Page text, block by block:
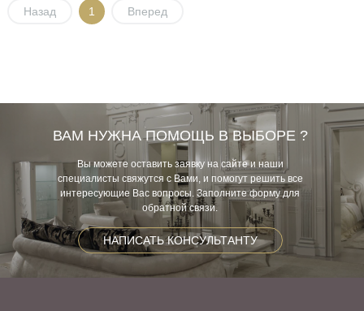
Назад 1 Вперед
ВАМ НУЖНА ПОМОЩЬ В ВЫБОРЕ ?
Вы можете оставить заявку на сайте и наши
специалисты свяжутся с Вами, и помогут решить все
интересующие Вас вопросы. Заполните форму для
обратной связи.
НАПИСАТЬ КОНСУЛЬТАНТУ